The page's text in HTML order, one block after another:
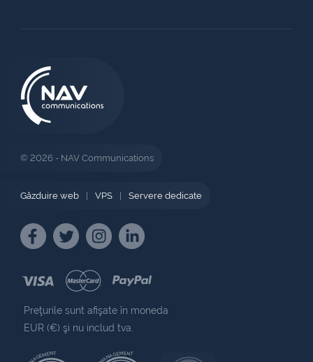
© 2026 - NAV Communications
Găzduire web VPS Servere dedicate
Preţurile sunt afişate în moneda
EUR (€) şi nu includ tva.